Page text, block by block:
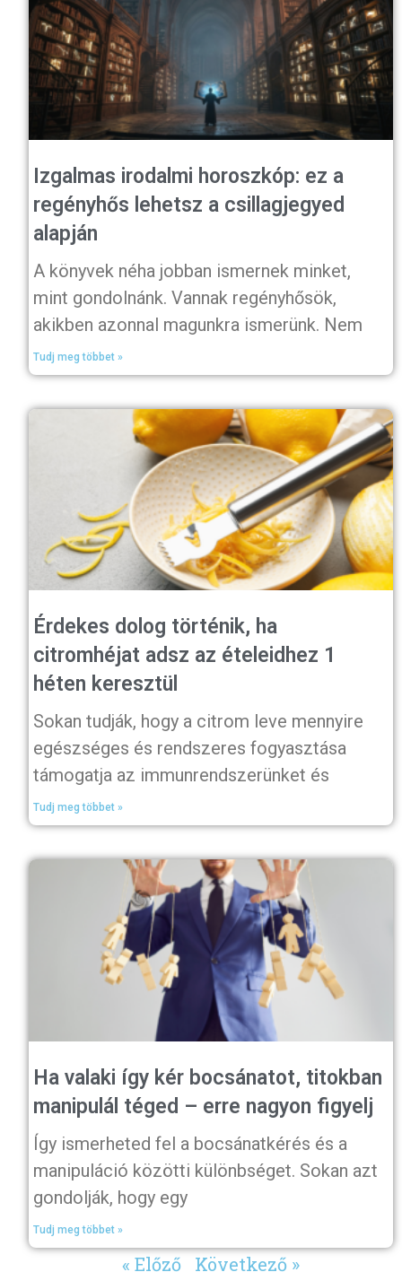
Izgalmas irodalmi horoszkóp: ez a
regényhős lehetsz a csillagjegyed
alapján
A könyvek néha jobban ismernek minket,
mint gondolnánk. Vannak regényhősök,
akikben azonnal magunkra ismerünk. Nem
Tudj meg többet »
Érdekes dolog történik, ha
citromhéjat adsz az ételeidhez 1
héten keresztül
Sokan tudják, hogy a citrom leve mennyire
egészséges és rendszeres fogyasztása
támogatja az immunrendszerünket és
Tudj meg többet »
Ha valaki így kér bocsánatot, titokban
manipulál téged – erre nagyon figyelj
Így ismerheted fel a bocsánatkérés és a
manipuláció közötti különbséget. Sokan azt
gondolják, hogy egy
Tudj meg többet »
« Előző Következő »